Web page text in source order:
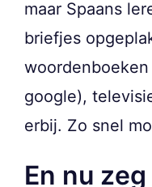
maar Spaans
briefjes
google),
erbij. Zo snel
En nu